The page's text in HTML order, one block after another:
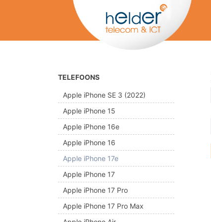
TELEFOONS
Apple iPhone SE 3 (2022)
Apple iPhone 15
Apple iPhone 16e
Apple iPhone 16
Apple iPhone 17e
Apple iPhone 17
Apple iPhone 17 Pro
Apple iPhone 17 Pro Max